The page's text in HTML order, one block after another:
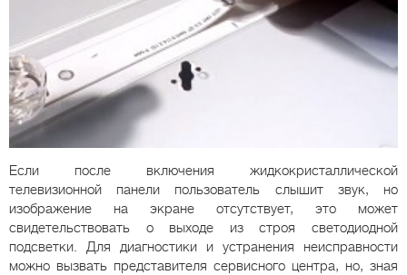
Если после включения жидкокристаллической
телевизионной панели пользователь слышит звук, но
изображение на экране отсутствует, это может
свидетельствовать о выходе из строя светодиодной
подсветки. Для диагностики и устранения неисправности
можно вызвать представителя сервисного центра, но, зная